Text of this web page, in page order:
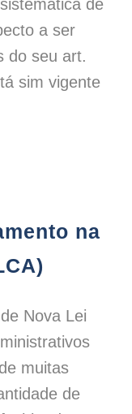
de
a ser
do seu art.
sim vigente
na
Nova Lei
muitas
de